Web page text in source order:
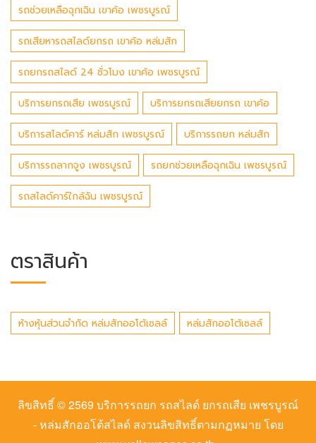
รถช่วยเหลือฉุกเฉิน เขาค้อ เพชรบูรณ์
รถเสียหารถสไลด์ยกรถ เขาค้อ หล่มสัก
รถยกรถสไลด์ 24 ชั่วโมง เขาค้อ เพชรบูรณ์
บริการยกรถเสีย เพชรบูรณ์ บริการยกรถเสียยกรถ เขาค้อ
บริการสไลด์คาร์ หล่มสัก เพชรบูรณ์ บริการรถยก หล่มสัก
บริการรถลากจูง เพชรบูรณ์ รถยกช่วยเหลือฉุกเฉิน เพชรบูรณ์
รถสไลด์คาร์ใกล้ฉัน เพชรบูรณ์
ตราสินค้า
ห้างหุ้นส่วนจำกัด หล่มสักออโต้เซลล์ หล่มสักออโต้เซลล์
ลิขสิทธิ์ © 2569 บริการรถยก รถสไลด์ ยกรถเสีย เพชรบูรณ์
- หล่มสักออโต้สไลด์สงวนลิขสิทธิ์ตามกฏหมาย โดย